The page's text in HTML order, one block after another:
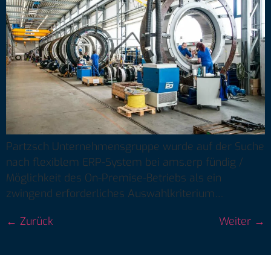
Partzsch Unternehmensgruppe wurde auf der Suche
nach flexiblem ERP-System bei ams.erp fündig /
Möglichkeit des On-Premise-Betriebs als ein
zwingend erforderliches Auswahlkriterium…
← Zurück Weiter →